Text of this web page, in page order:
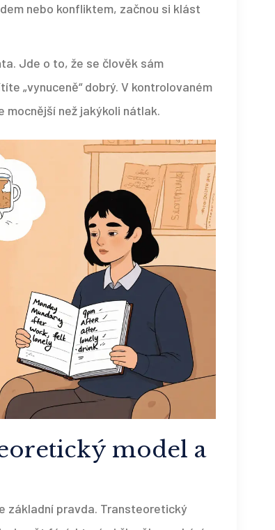
nebo konfliktem, začnou si klást
Jde o to, že se člověk sám
„vynuceně“ dobrý. V kontrolovaném
mocnější než jakýkoli nátlak.
model a
základní pravda. Transteoretický